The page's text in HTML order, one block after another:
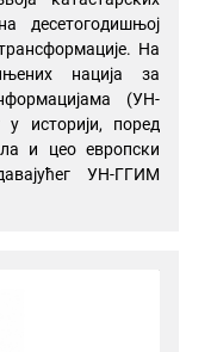
десетогодишњој
На
нација за
(УН-
историји, поред
и цео европски
УН-ГГИМ